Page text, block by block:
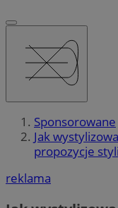
Sponsorowane
Jak
propozycje
reklama